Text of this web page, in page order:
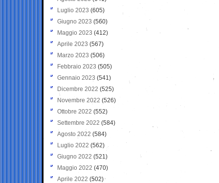
Luglio 2023 (605)
Giugno 2023 (560)
Maggio 2023 (412)
Aprile 2023 (567)
Marzo 2023 (506)
Febbraio 2023 (505)
Gennaio 2023 (541)
Dicembre 2022 (525)
Novembre 2022 (526)
Ottobre 2022 (552)
Settembre 2022 (584)
Agosto 2022 (584)
Luglio 2022 (562)
Giugno 2022 (521)
Maggio 2022 (470)
Aprile 2022 (502)